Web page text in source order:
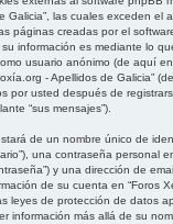
Galicia”, las cuales exceden el
páginas creadas por el
información es mediante lo
usuario anónimo (de aquí en
- Apellidos de Galicia”
por usted después de
“sus mensajes”).
de un nombre único de
una contraseña personal
y una dirección de
de su cuenta en “Foros
leyes de protección de datos
información más allá de su